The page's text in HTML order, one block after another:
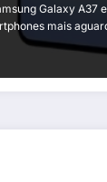
Galaxy A37
mais